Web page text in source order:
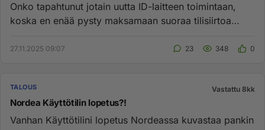
Onko tapahtunut jotain uutta ID-laitteen toimintaan,
koska en enää pysty maksamaan suoraa tilisiirtoa
27.11.2025 09:07 23 348 0
TALOUS Vastattu 8kk
Nordea Käyttötilin lopetus?!
Vanhan Käyttötilini lopetus Nordeassa kuvastaa pankin